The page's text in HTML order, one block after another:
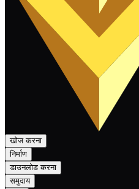
खोज करना
निर्माण
डाउनलोड करना
समुदाय